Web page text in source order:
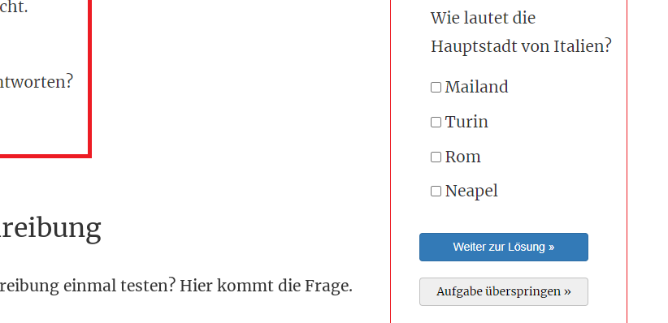
einmal testen? Hier kommt die Frage.